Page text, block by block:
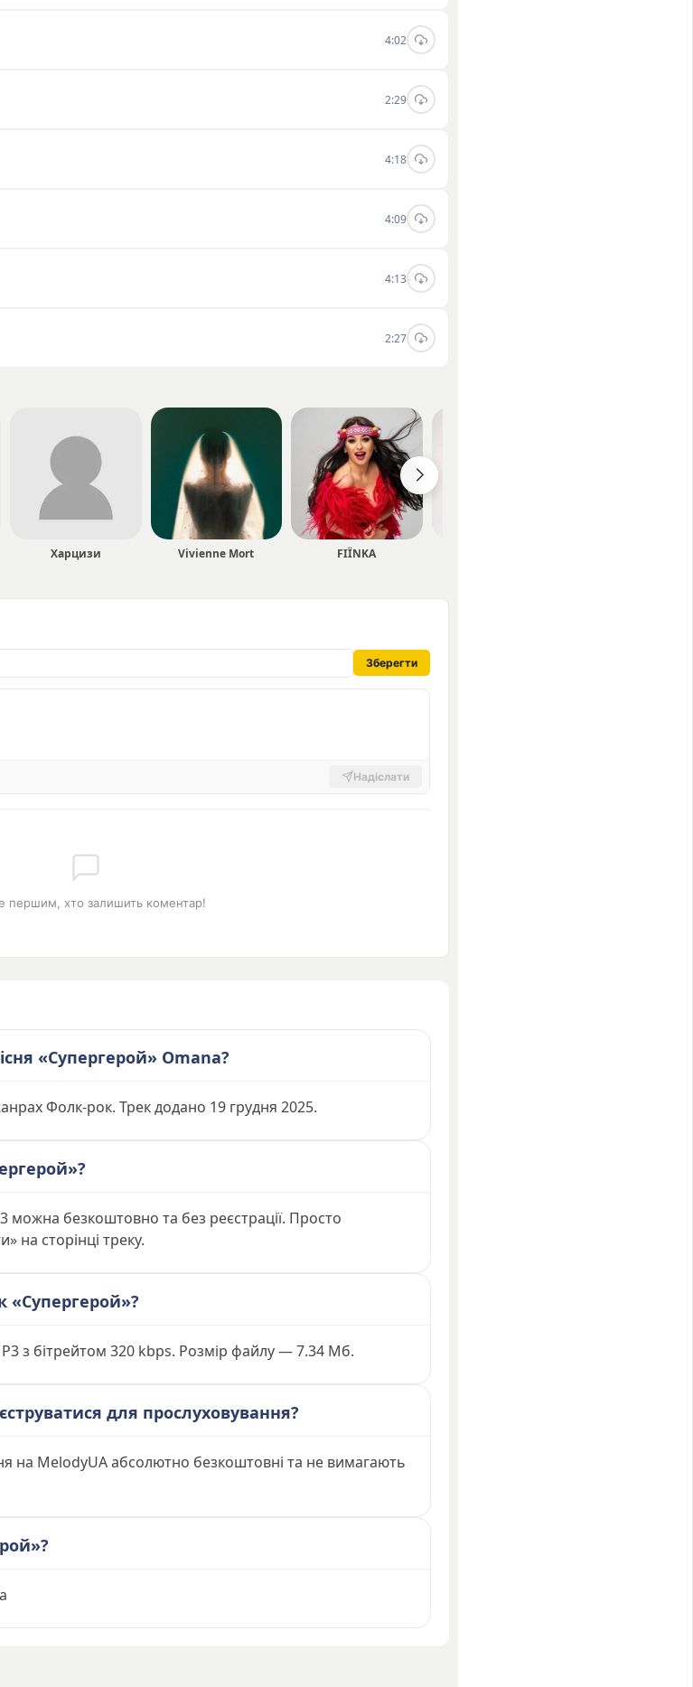
4:02
2:29
4:18
4:09
4:13
2:27
Харцизи Vivienne Mort FIЇNKA
Зберегти
Надіслати
першим, хто залишить коментар!
«Супергерой» Omana?
Фолк-рок. Трек додано 19 грудня 2025.
можна безкоштовно та без реєстрації. Просто
на сторінці треку.
«Супергерой»?
з бітрейтом 320 kbps. Розмір файлу — 7.34 Мб.
для прослуховування?
на MelodyUA абсолютно безкоштовні та не вимагають